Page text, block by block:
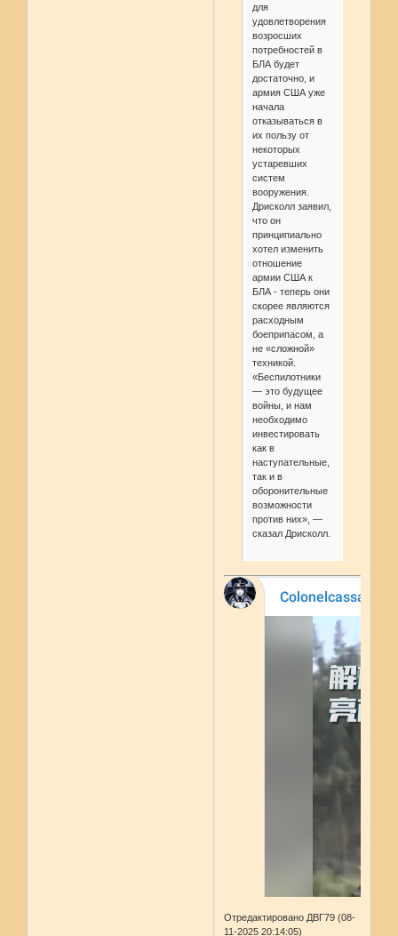
для
удовлетворения
возросших
потребностей в
БЛА будет
достаточно, и
армия США уже
начала
отказываться в
их пользу от
некоторых
устаревших
систем
вооружения.
Дрисколл заявил,
что он
принципиально
хотел изменить
отношение
армии США к
БЛА - теперь они
скорее являются
расходным
боеприпасом, а
не «сложной»
техникой.
«Беспилотники
— это будущее
войны, и нам
необходимо
инвестировать
как в
наступательные,
так и в
оборонительные
возможности
против них», —
сказал Дрисколл.
Отредактировано ДВГ79 (08-
11-2025 20:14:05)